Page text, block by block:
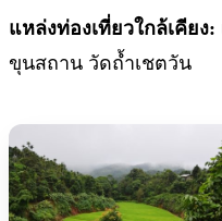
แหล่งท่องเที่ยวใกล้เคียง:
ขุนสถาน วัดถ้ำเชตวัน